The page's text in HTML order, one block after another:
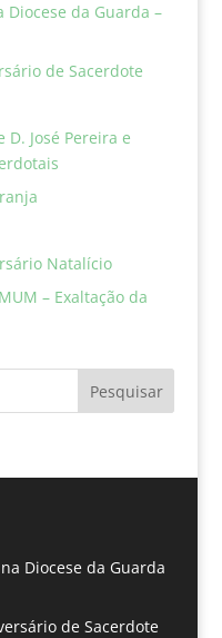
Diocese da Guarda –
de Sacerdote
José Pereira e
Natalício
– Exaltação da
Pesquisar
Diocese da Guarda
de Sacerdote